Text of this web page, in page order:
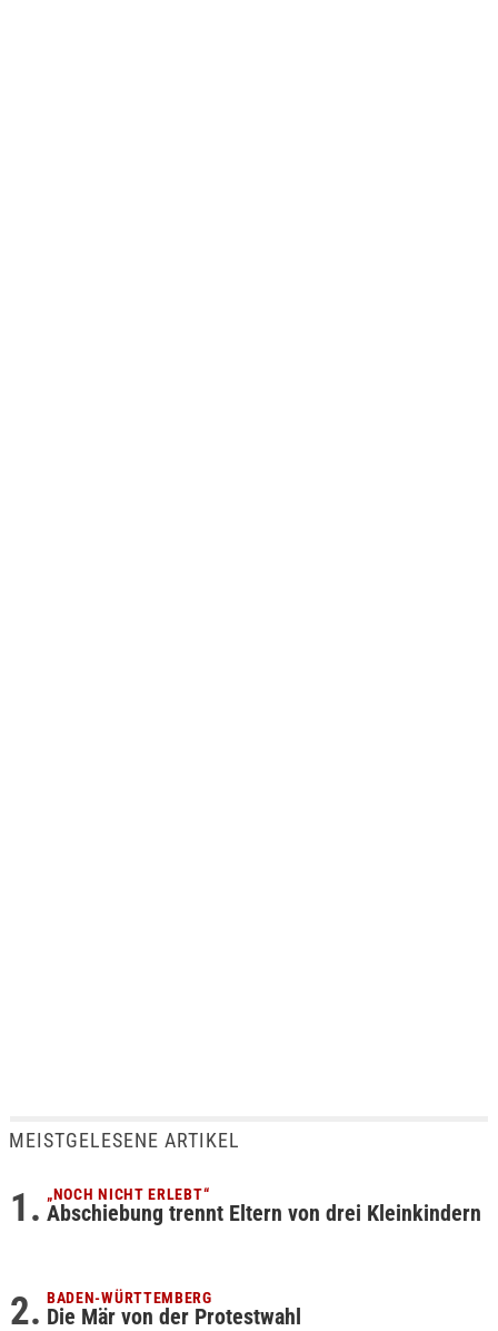
MEISTGELESENE ARTIKEL
„NOCH NICHT ERLEBT“
Abschiebung trennt Eltern von drei Kleinkindern
BADEN-WÜRTTEMBERG
Die Mär von der Protestwahl